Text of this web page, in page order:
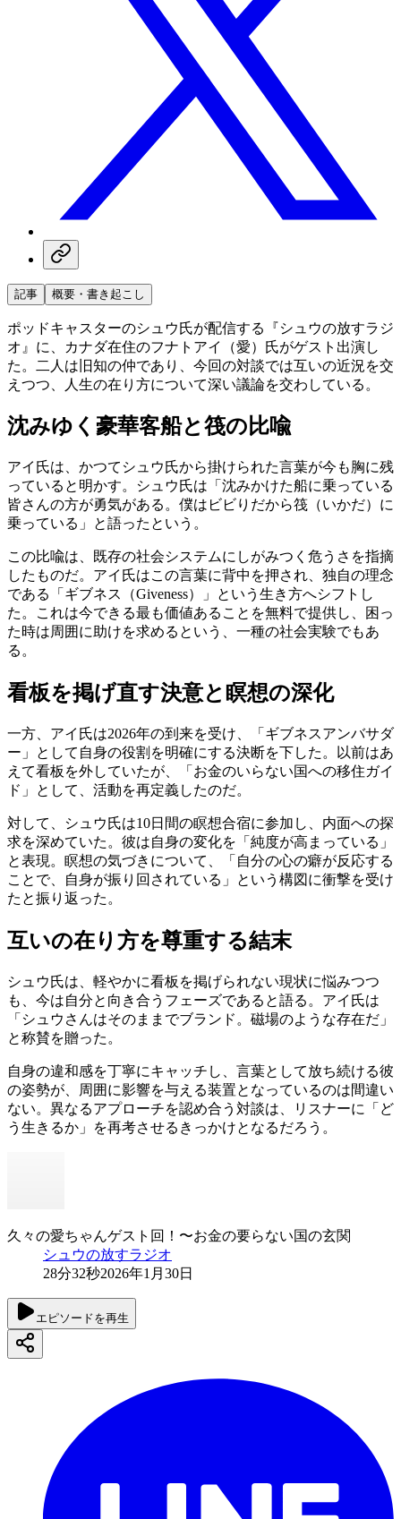
記事 概要・書き起こし
ポッドキャスターのシュウ氏が配信する『シュウの放すラジ
オ』に、カナダ在住のフナトアイ（愛）氏がゲスト出演し
た。二人は旧知の仲であり、今回の対談では互いの近況を交
えつつ、人生の在り方について深い議論を交わしている。
沈みゆく豪華客船と筏の比喩
アイ氏は、かつてシュウ氏から掛けられた言葉が今も胸に残
っていると明かす。シュウ氏は「沈みかけた船に乗っている
皆さんの方が勇気がある。僕はビビりだから筏（いかだ）に
乗っている」と語ったという。
この比喩は、既存の社会システムにしがみつく危うさを指摘
したものだ。アイ氏はこの言葉に背中を押され、独自の理念
である「ギブネス（Giveness）」という生き方へシフトし
た。これは今できる最も価値あることを無料で提供し、困っ
た時は周囲に助けを求めるという、一種の社会実験でもあ
る。
看板を掲げ直す決意と瞑想の深化
一方、アイ氏は2026年の到来を受け、「ギブネスアンバサダ
ー」として自身の役割を明確にする決断を下した。以前はあ
えて看板を外していたが、「お金のいらない国への移住ガイ
ド」として、活動を再定義したのだ。
対して、シュウ氏は10日間の瞑想合宿に参加し、内面への探
求を深めていた。彼は自身の変化を「純度が高まっている」
と表現。瞑想の気づきについて、「自分の心の癖が反応する
ことで、自身が振り回されている」という構図に衝撃を受け
たと振り返った。
互いの在り方を尊重する結末
シュウ氏は、軽やかに看板を掲げられない現状に悩みつつ
も、今は自分と向き合うフェーズであると語る。アイ氏は
「シュウさんはそのままでブランド。磁場のような存在だ」
と称賛を贈った。
自身の違和感を丁寧にキャッチし、言葉として放ち続ける彼
の姿勢が、周囲に影響を与える装置となっているのは間違い
ない。異なるアプローチを認め合う対談は、リスナーに「ど
う生きるか」を再考させるきっかけとなるだろう。
久々の愛ちゃんゲスト回！〜お金の要らない国の玄関
シュウの放すラジオ
28分32秒2026年1月30日
エピソードを再生